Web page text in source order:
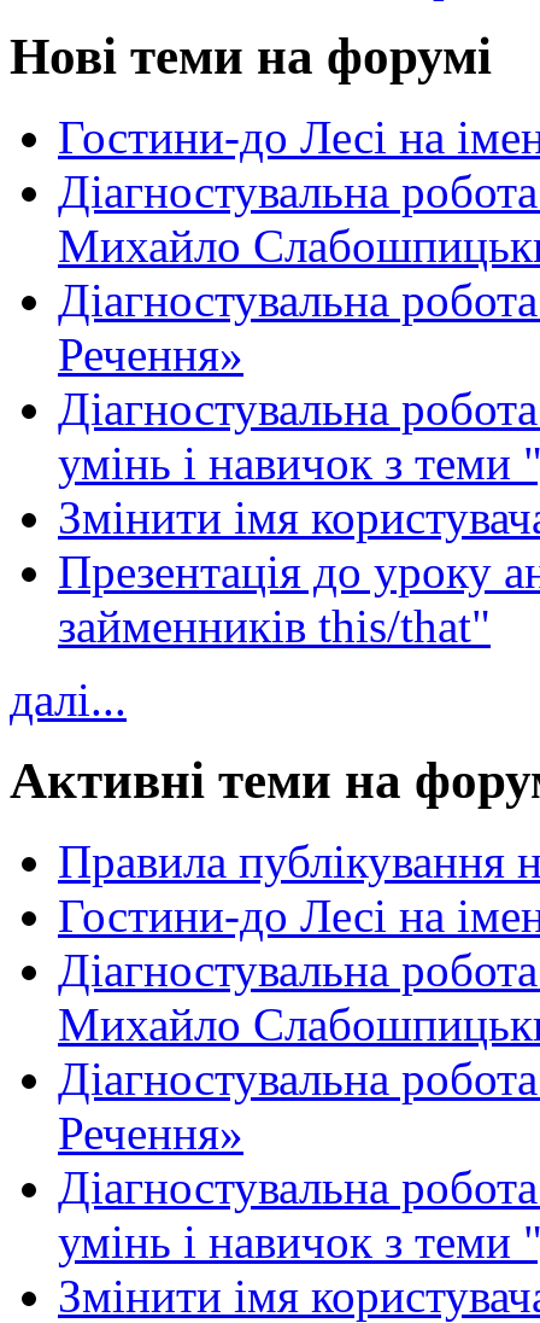
Нові теми на форумі
Гостини-до Лесі на
Діагностувальна
Михайло
Діагностувальна
Речення»
Діагностувальна
умінь і навичок з теми
Змінити імя
Презентація до уроку
займенників this/that"
далі...
Активні теми на
Правила публікування
Гостини-до Лесі на
Діагностувальна
Михайло
Діагностувальна
Речення»
Діагностувальна
умінь і навичок з теми
Змінити імя